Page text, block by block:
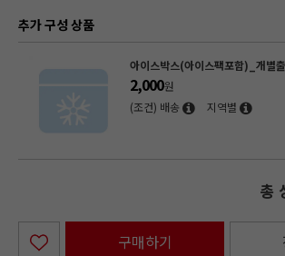
추가 구성 상품
아이스박스(아이스팩포함)_개별
2,000원
(조건) 배송
지역별
총
구매하기